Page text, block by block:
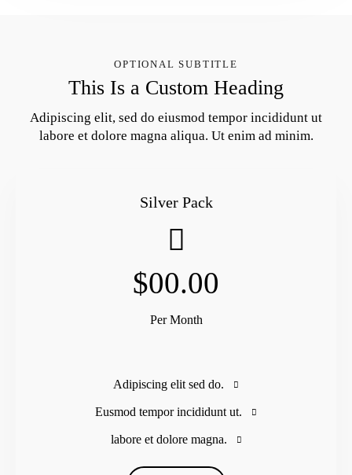
OPTIONAL SUBTITLE
This Is a Custom Heading
Adipiscing elit, sed do eiusmod tempor incididunt ut
labore et dolore magna aliqua. Ut enim ad minim.
Silver Pack
$00.00
Per Month
Adipiscing elit sed do.
Eusmod tempor incididunt ut.
labore et dolore magna.